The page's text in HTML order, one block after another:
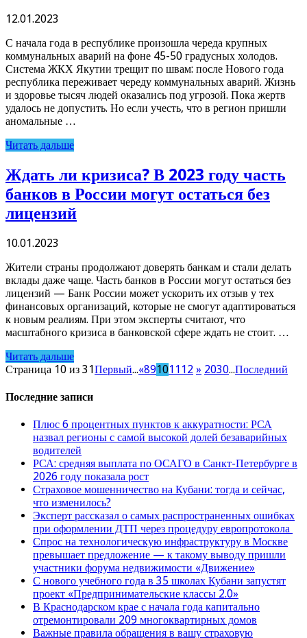
12.01.2023
С начала года в республике произошла череда крупных
коммунальных аварий на фоне 45-50 градусных холодов.
Система ЖКХ Якутии трещит по швам: после Нового года
республика переживает череду коммунальных аварий. Жизнь
и здоровье тысяч людей оказались под угрозой. Пока жертв
удалось не допустить. Но если учесть, что в регион пришли
аномальные …
Читать дальше
Ждать ли кризиса? В 2023 году часть
банков в России могут остаться без
лицензий
10.01.2023
Жители страны продолжают доверять банкам и стали делать
вклады даже чаще. Часть банков в России могут остаться без
лицензий — Банк России может ускорить их отзыв у тех
финансовых организаций, которые не смогут адаптироваться
к новым реалиям. При этом эксперты считают, что
масштабного кризиса в банковской сфере ждать не стоит. …
Читать дальше
Страница 10 из 31Первый...«891011 12 » 2030...Последний
Последние записи
Плюс 6 процентных пунктов к аккуратности: РСА
назвал регионы с самой высокой долей безаварийных
водителей
РСА: средняя выплата по ОСАГО в Санкт-Петербурге в
2026 году показала рост
Страховое мошенничество на Кубани: тогда и сейчас,
что изменилось?
Эксперт рассказал о самых распространенных ошибках
при оформлении ДТП через процедуру европротокола
Спрос на технологическую инфраструктуру в Москве
превышает предложение — к такому выводу пришли
участники форума недвижимости «Движение»
С нового учебного года в 35 школах Кубани запустят
проект «Предпринимательские классы 2.0»
В Краснодарском крае с начала года капитально
отремонтировали 209 многоквартирных домов
Важные правила обращения в вашу страховую